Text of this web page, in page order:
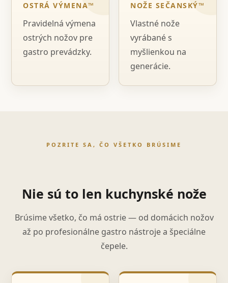
OSTRÁ VÝMENA™
Pravidelná výmena
ostrých nožov pre
gastro prevádzky.
NOŽE SEČANSKÝ™
Vlastné nože
vyrábané s
myšlienkou na
generácie.
POZRITE SA, ČO VŠETKO BRÚSIME
Nie sú to len kuchynské nože
Brúsime všetko, čo má ostrie — od domácich nožov
až po profesionálne gastro nástroje a špeciálne
čepele.